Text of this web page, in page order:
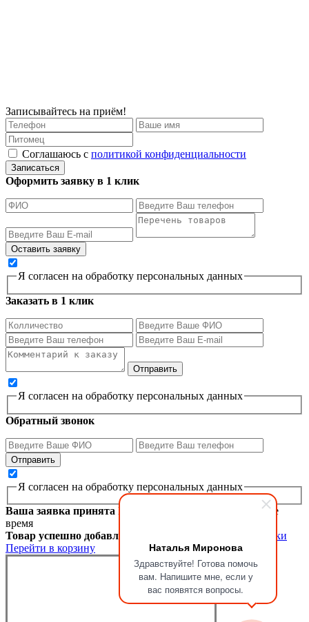
Наталья Миронова
Здравствуйте! Готова помочь
вам. Напишите мне, если у
вас появятся вопросы.
Записывайтесь на приём!
Соглашаюсь с политикой конфиденциальности
Записаться
Оформить заявку в 1 клик
Я согласен на обработку персональных данных
Заказать в 1 клик
Я согласен на обработку персональных данных
Обратный звонок
Я согласен на обработку персональных данных
Ваша заявка принята Мы перезвоним вам в ближайшее
время
Товар успешно добавлен в корзину
Продолжить покупки
Перейти в корзину